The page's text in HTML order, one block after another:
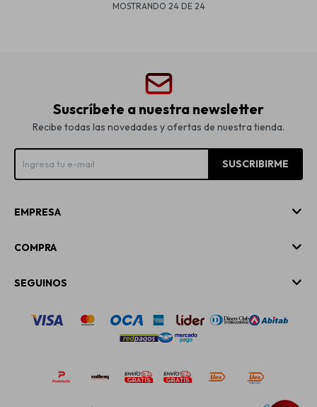
MOSTRANDO 24 DE 24
Suscríbete a nuestra newsletter
Recibe todas las novedades y ofertas de nuestra tienda.
SUSCRIBIRME
EMPRESA
COMPRA
SEGUINOS